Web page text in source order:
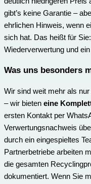
gibt’s keine Garantie –
ehrlichen Hinweis, wenn
sich hat. Das heißt für
Wiederverwertung und
Was uns besonders
Wir sind weit mehr als
– wir bieten eine
ersten Kontakt per
Verwertungs­nachweis
durch ein eingespieltes
Partnerbetriebe arbeiten
die gesamten
dokumentiert. Wenn Sie